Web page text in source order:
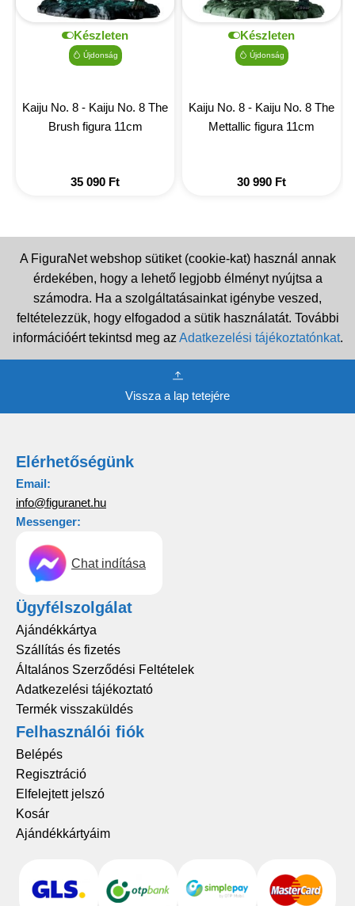
Készleten
Újdonság
Kaiju No. 8 - Kaiju No. 8 The
Brush figura 11cm
35 090 Ft
Készleten
Újdonság
Kaiju No. 8 - Kaiju No. 8 The
Mettallic figura 11cm
30 990 Ft
A FiguraNet webshop sütiket (cookie-kat) használ annak
érdekében, hogy a lehető legjobb élményt nyújtsa a
számodra. Ha a szolgáltatásainkat igénybe veszed,
feltételezzük, hogy elfogadod a sütik használatát. További
információért tekintsd meg az Adatkezelési tájékoztatónkat.
Vissza a lap tetejére
Elérhetőségünk
Email:
info@figuranet.hu
Messenger:
Chat indítása
Ügyfélszolgálat
Ajándékkártya
Szállítás és fizetés
Általános Szerződési Feltételek
Adatkezelési tájékoztató
Termék visszaküldés
Felhasználói fiók
Belépés
Regisztráció
Elfelejtett jelszó
Kosár
Ajándékkártyáim